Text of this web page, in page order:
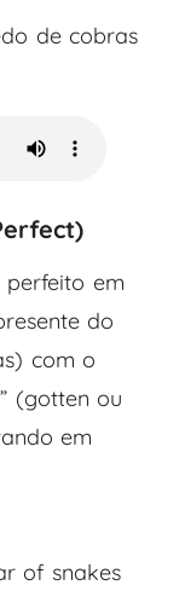
de cobras
)
perfeito em
do
com o
(gotten ou
em
of snakes